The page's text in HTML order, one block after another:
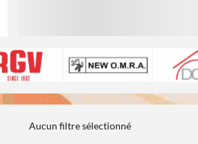
Aucun filtre sélectionné